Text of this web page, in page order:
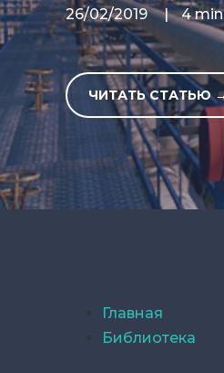
26/02/2019 | 4 min
ЧИТАТЬ СТАТЬЮ
Главная
Библиотека